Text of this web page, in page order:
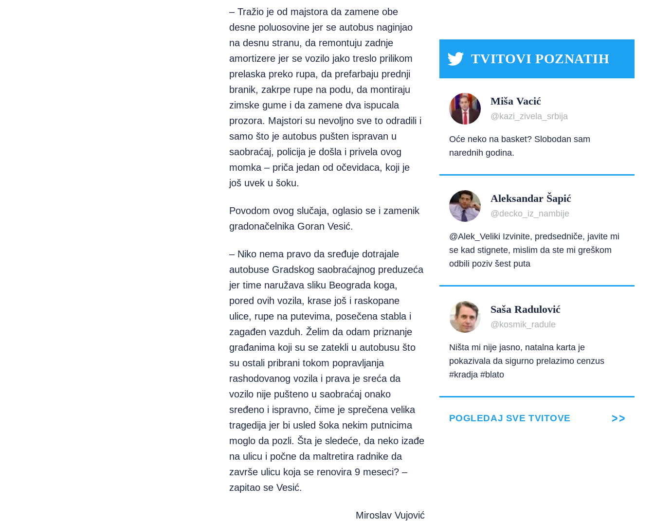
– Tražio je od majstora da zamene obe
desne poluosovine jer se autobus naginjao
na desnu stranu, da remontuju zadnje
amortizere jer se vozilo jako treslo prilikom
prelaska preko rupa, da prefarbaju prednji
branik, zakrpe rupe na podu, da montiraju
zimske gume i da zamene dva ispucala
prozora. Majstori su nevoljno sve to odradili i
samo što je autobus pušten ispravan u
saobraćaj, policija je došla i privela ovog
momka – priča jedan od očevidaca, koji je
još uvek u šoku.
Povodom ovog slučaja, oglasio se i zamenik
gradonačelnika Goran Vesić.
– Niko nema pravo da sređuje dotrajale
autobuse Gradskog saobraćajnog preduzeća
jer time naružava sliku Beograda koga,
pored ovih vozila, krase još i raskopane
ulice, rupe na putevima, posečena stabla i
zagađen vazduh. Želim da odam priznanje
građanima koji su se zatekli u autobusu što
su ostali pribrani tokom popravljanja
rashodovanog vozila i prava je sreća da
vozilo nije pušteno u saobraćaj onako
sređeno i ispravno, čime je sprečena velika
tragedija jer bi usled šoka nekim putnicima
moglo da pozli. Šta je sledeće, da neko izađe
na ulicu i počne da maltretira radnike da
završe ulicu koja se renovira 9 meseci? –
zapitao se Vesić.
Miroslav Vujović
TVITOVI POZNATIH
Miša Vacić
@kazi_zivela_srbija
Oće neko na basket? Slobodan sam
narednih godina.
Aleksandar Šapić
@decko_iz_nambije
@Alek_Veliki Izvinite, predsedniče, javite mi
se kad stignete, mislim da ste mi greškom
odbili poziv šest puta
Saša Radulović
@kosmik_radule
Ništa mi nije jasno, natalna karta je
pokazivala da sigurno prelazimo cenzus
#kradja #blato
POGLEDAJ SVE TVITOVE